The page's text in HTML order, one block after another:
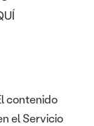
contenido
el Servicio